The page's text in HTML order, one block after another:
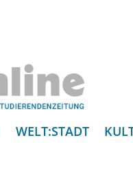
WELT:STADT